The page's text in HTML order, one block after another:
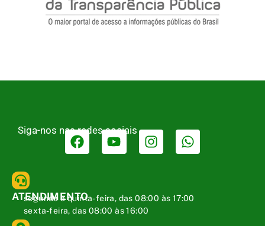
Siga-nos nas redes sociais
ATENDIMENTO
segunda a quinta-feira, das 08:00 às 17:00
sexta-feira, das 08:00 às 16:00